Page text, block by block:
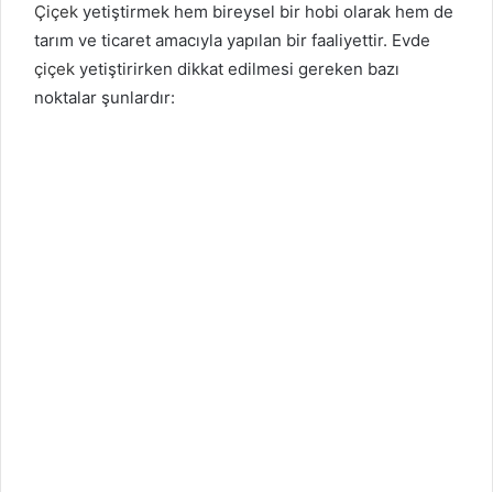
Çiçek yetiştirmek hem bireysel bir hobi olarak hem de
tarım ve ticaret amacıyla yapılan bir faaliyettir. Evde
çiçek yetiştirirken dikkat edilmesi gereken bazı
noktalar şunlardır: